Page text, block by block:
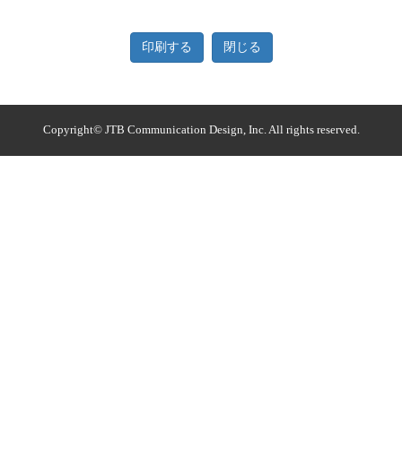
印刷する 閉じる
Copyright© JTB Communication Design, Inc. All rights reserved.